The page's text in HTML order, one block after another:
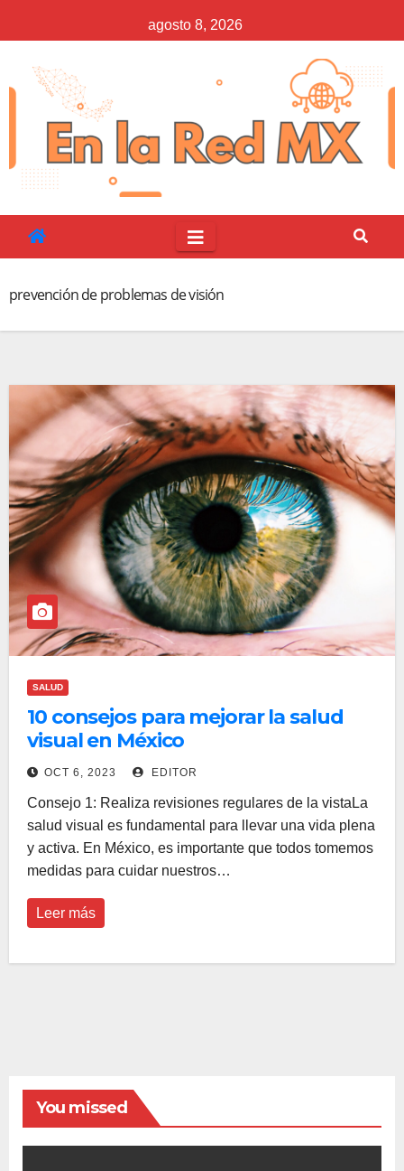
al
contenido
agosto 8, 2026
prevención de problemas de visión
SALUD
10 consejos para mejorar la salud
visual en México
OCT 6, 2023 EDITOR
Consejo 1: Realiza revisiones regulares de la vistaLa
salud visual es fundamental para llevar una vida plena
y activa. En México, es importante que todos tomemos
medidas para cuidar nuestros…
Leer más
You missed